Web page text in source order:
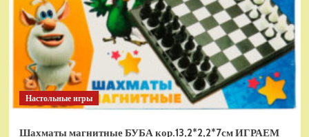
Panzerkampfwagen III (Германия) HC
(для ИК танкового боя) V3 2.4G RTR,
TG3848-1HC-IR3.0
1
На радиоуправлении
Радиоуправляемый танк Torro
Sturmtiger Panzer 1к16
(TR1111700300)
Настольные игры
Шахматы магнитные БУБА кор.13,2*2,2*7см ИГРАЕМ